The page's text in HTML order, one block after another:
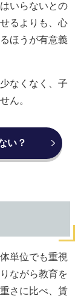
いらないとの
るよりも、心
ほうが有意義
なくなく、子
ん。
い？
単位でも重視
ながら教育を
さに比べ、賃